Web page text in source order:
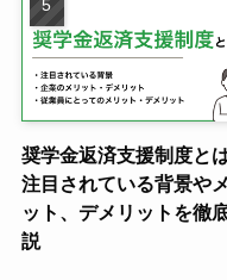
奨学金返済支援制度と
注目されている背景や
ット、デメリットを徹
説